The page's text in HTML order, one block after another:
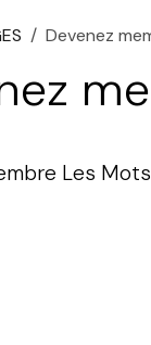
Devenez
Les